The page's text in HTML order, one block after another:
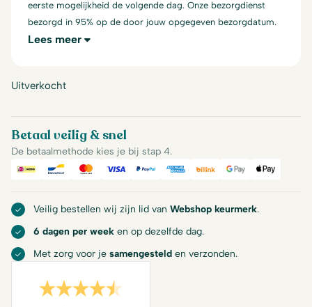
eerste mogelijkheid de volgende dag. Onze bezorgdienst
bezorgd in 95% op de door jouw opgegeven bezorgdatum.
Lees meer
Uitverkocht
Betaal veilig & snel
De betaalmethode kies je bij stap 4.
iDeal Bancontact
Mastercard
Visa PayPalAmerican Express
BillinkGoogle Pay
Apple
Veilig bestellen wij zijn lid van Webshop keurmerk.
6 dagen per week en op dezelfde dag.
Met zorg voor je samengesteld en verzonden.